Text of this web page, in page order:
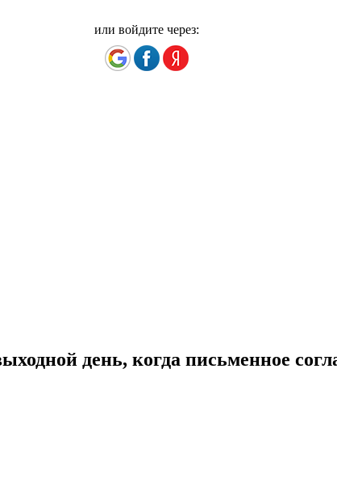
или войдите через:
день, когда письменное